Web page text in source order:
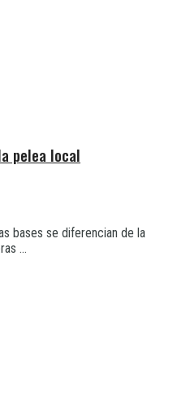
pelea local
bases se diferencian de la
...